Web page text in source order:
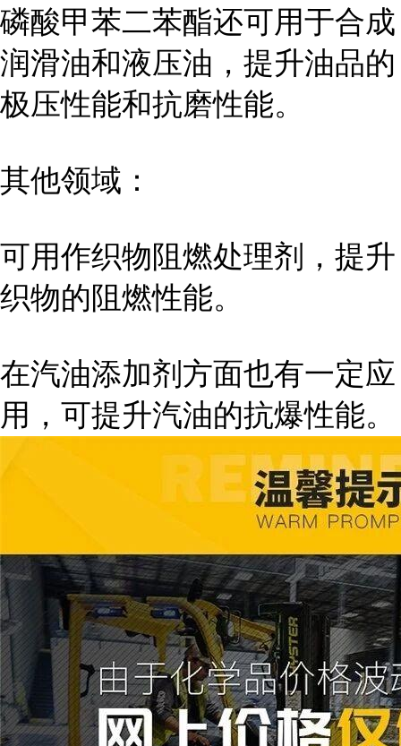
磷酸甲苯二苯酯还可用于合成
润滑油和液压油，提升油品的
极压性能和抗磨性能。
其他领域：
可用作织物阻燃处理剂，提升
织物的阻燃性能。
在汽油添加剂方面也有一定应
用，可提升汽油的抗爆性能。